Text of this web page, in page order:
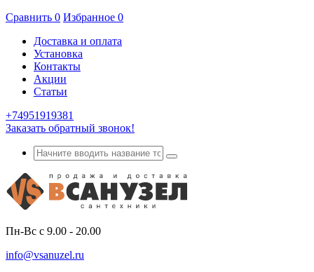
Сравнить 0 Избранное 0
Доставка и оплата
Установка
Контакты
Акции
Статьи
+74951919381
Заказать обратный звонок!
Пн-Вс с 9.00 - 20.00
info@vsanuzel.ru